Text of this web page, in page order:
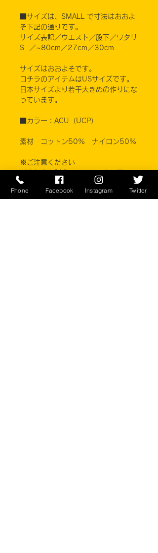
■サイズは、SMALL で寸法はおおよ
そ下記の通りです。
サイズ表記／ウエスト／股下／ワタリ
S ／~80cm／27cm／30cm
サイズはおおよそです。
コチラのアイテムはUSサイズです。
日本サイズより若干大きめの作りにな
っています。
■カラー：ACU（UCP）
素材 コットン50% ナイロン50%
※ご注意ください
寸法違いや、ももポケットの長さの違
いがあるため股下の長さはまちまちで
Phone Facebook Instagram Twitter